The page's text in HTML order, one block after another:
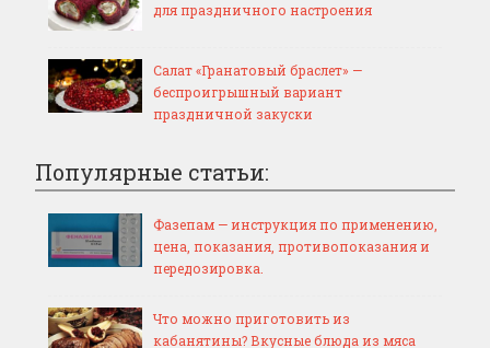
для праздничного настроения
Салат «Гранатовый браслет» —
беспроигрышный вариант
праздничной закуски
Популярные статьи:
Фазепам — инструкция по применению,
цена, показания, противопоказания и
передозировка.
Что можно приготовить из
кабанятины? Вкусные блюда из мяса